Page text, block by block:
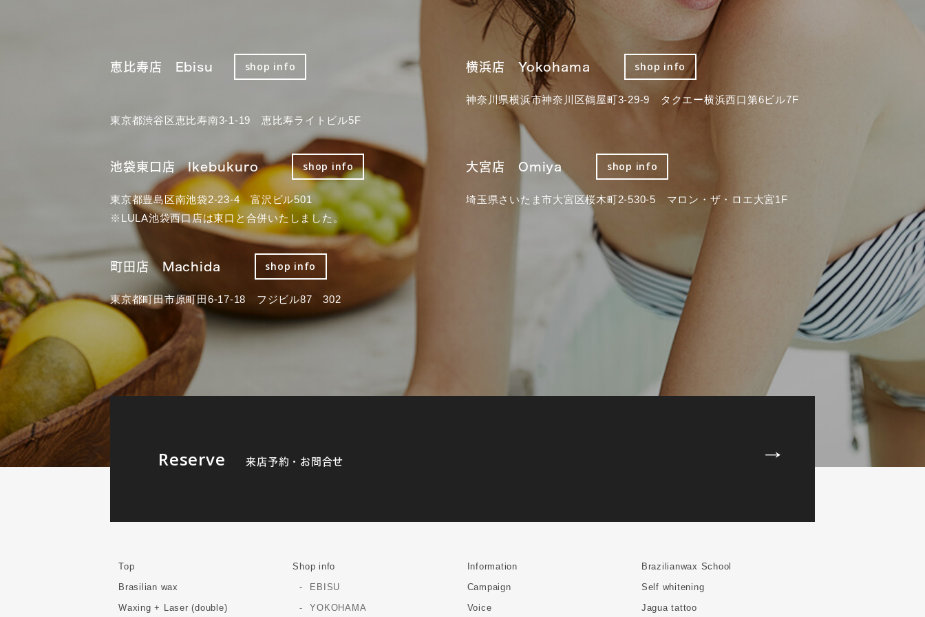
恵比寿店 Ebisu shop info
東京都渋谷区恵比寿南3-1-19 恵比寿ライトビル5F
横浜店 Yokohama shop info
神奈川県横浜市神奈川区鶴屋町3-29-9 タクエー横浜西口第6ビル7F
池袋東口店 Ikebukuro shop info
東京都豊島区南池袋2-23-4 富沢ビル501
※LULA池袋西口店は東口と合併いたしました。
大宮店 Omiya shop info
埼玉県さいたま市大宮区桜木町2-530-5 マロン・ザ・ロエ大宮1F
町田店 Machida shop info
東京都町田市原町田6-17-18 フジビル87 302
Reserve 来店予約・お問合せ
Top
Brasilian wax
Waxing + Laser (double)
Shop info
EBISU
YOKOHAMA
Information
Campaign
Voice
Brazilianwax School
Self whitening
Jagua tattoo